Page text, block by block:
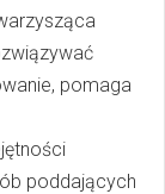
pomaga
poddających